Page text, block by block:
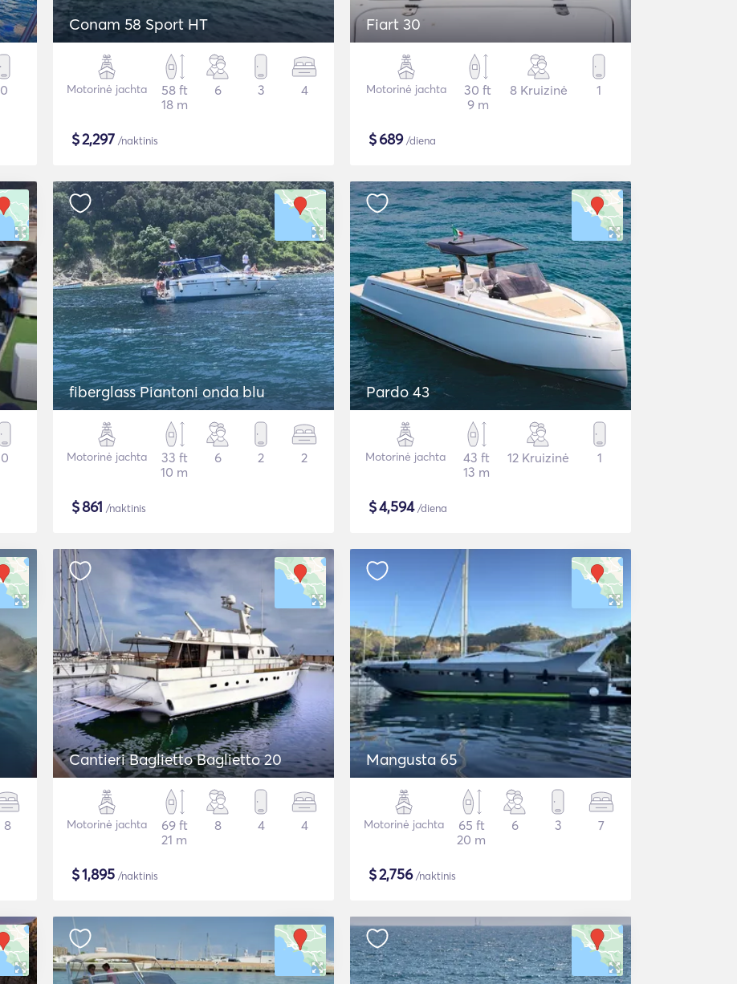
0
Conam 58 Sport HT
Motorinė jachta
58 ft
18 m
6 3 4
$2,297 /naktinis
Fiart 30
Motorinė jachta
30 ft
9 m
8 Kruizinė 1
$689/diena
0
fiberglass Piantoni onda blu
Motorinė jachta
33 ft
10 m
6 2 2
$861 /naktinis
Pardo 43
Motorinė jachta
43 ft
13 m
12 Kruizinė 1
$4,594/diena
8
Cantieri Baglietto Baglietto 20
Motorinė jachta
69 ft
21 m
8 4 4
$1,895 /naktinis
Mangusta 65
Motorinė jachta
65 ft
20 m
6 3 7
$2,756/naktinis